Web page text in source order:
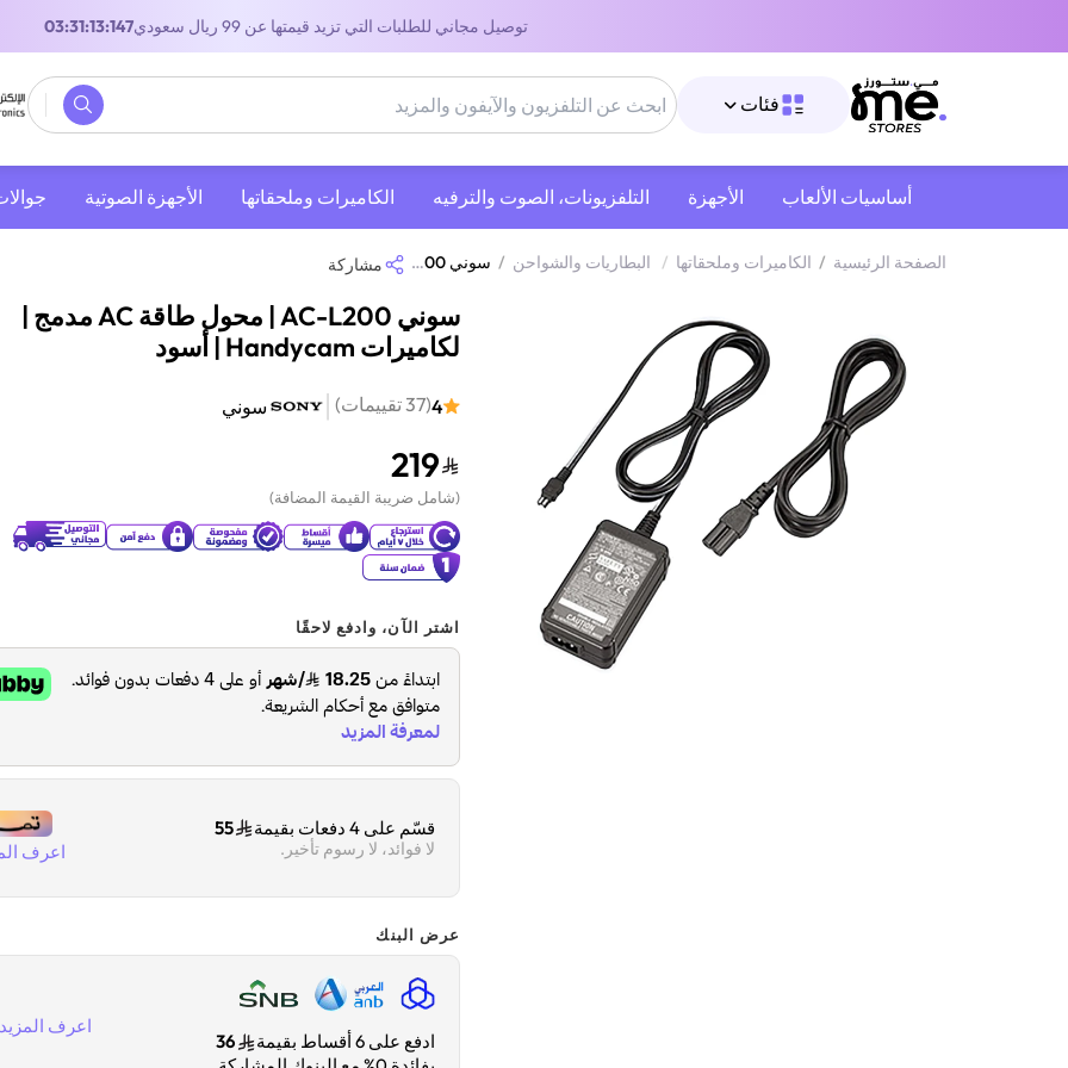
توصيل مجاني للطلبات التي تزيد قيمتها عن 99 ريال سعودي 02:31:13:147
فئات
أساسيات الألعاب الأجهزة التلفزيونات، الصوت والترفيه ‫الكاميرات وملحقاتها‬ الأجهزة الصوتية
الصفحة الرئيسية / ‫الكاميرات وملحقاتها‬ / البطاريات والشواحن / سوني AC-L200 | محول طاقة AC مدمج | لكاميرات Handycam | أسود مشاركة
سوني AC-L200 | محول طاقة AC مدمج |
لكاميرات Handycam | أسود
4
(
37تقييمات) سوني
219
(شامل ضريبة القيمة المضافة)
اشتر الآن، وادفع لاحقًا
قسّم على 4 دفعات بقيمة 55
لا فوائد، لا رسوم تأخير. اعرف
عرض البنك
ادفع على 6 أقساط بقيمة
36
اعرف